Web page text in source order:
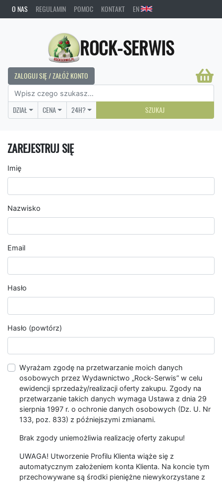
O NAS REGULAMIN POMOC KONTAKT EN
ROCK-SERWIS
ZALOGUJ SIĘ / ZAŁÓŻ KONTO
DZIAŁ CENA 24H? SZUKAJ
ZAREJESTRUJ SIĘ
Imię
Nazwisko
Email
Hasło
Hasło (powtórz)
Wyrażam zgodę na przetwarzanie moich danych
osobowych przez Wydawnictwo „Rock-Serwis” w celu
ewidencji sprzedaży/realizacji oferty zakupu. Zgody na
przetwarzanie takich danych wymaga Ustawa z dnia 29
sierpnia 1997 r. o ochronie danych osobowych (Dz. U. Nr
133, poz. 833) z późniejszymi zmianami.
Brak zgody uniemożliwia realizację oferty zakupu!
UWAGA! Utworzenie Profilu Klienta wiąże się z
automatycznym założeniem konta Klienta. Na koncie tym
przechowywane są środki pieniężne niewykorzystane z